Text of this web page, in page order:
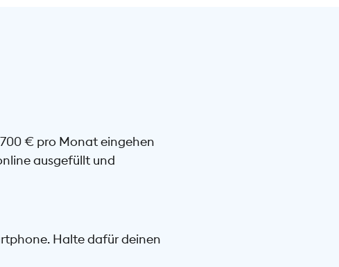
€ pro Monat eingehen
ausgefüllt und
Halte dafür deinen